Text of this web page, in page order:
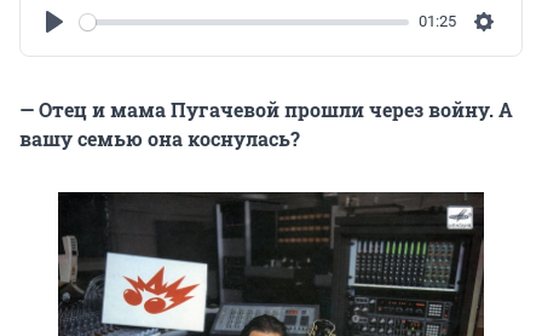
01:25
— Отец и мама Пугачевой прошли через войну. А
вашу семью она коснулась?